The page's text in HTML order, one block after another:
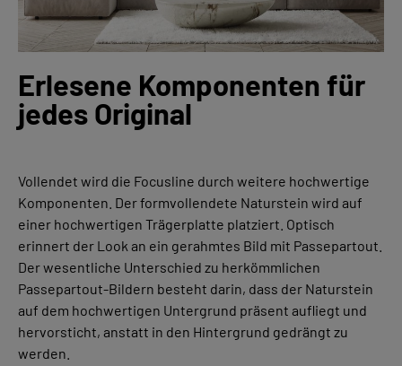
Erlesene Komponenten für
jedes Original
Vollendet wird die Focusline durch weitere hochwertige
Komponenten. Der formvollendete Naturstein wird auf
einer hochwertigen Trägerplatte platziert. Optisch
erinnert der Look an ein gerahmtes Bild mit Passepartout.
Der wesentliche Unterschied zu herkömmlichen
Passepartout-Bildern besteht darin, dass der Naturstein
auf dem hochwertigen Untergrund präsent aufliegt und
hervorsticht, anstatt in den Hintergrund gedrängt zu
werden.